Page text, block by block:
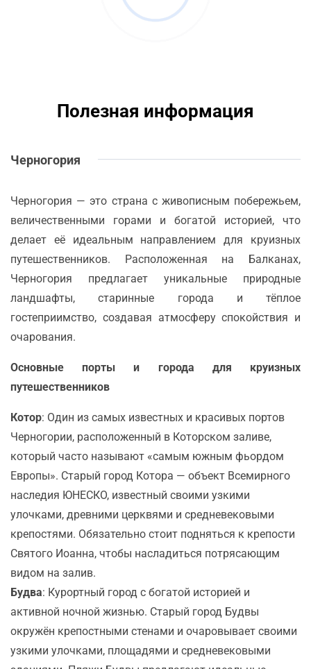
Полезная информация
Черногория
Черногория — это страна с живописным побережьем,
величественными горами и богатой историей, что
делает её идеальным направлением для круизных
путешественников. Расположенная на Балканах,
Черногория предлагает уникальные природные
ландшафты, старинные города и тёплое
гостеприимство, создавая атмосферу спокойствия и
очарования.
Основные порты и города для круизных
путешественников
Котор: Один из самых известных и красивых портов
Черногории, расположенный в Которском заливе,
который часто называют «самым южным фьордом
Европы». Старый город Котора — объект Всемирного
наследия ЮНЕСКО, известный своими узкими
улочками, древними церквями и средневековыми
крепостями. Обязательно стоит подняться к крепости
Святого Иоанна, чтобы насладиться потрясающим
видом на залив.
Будва: Курортный город с богатой историей и
активной ночной жизнью. Старый город Будвы
окружён крепостными стенами и очаровывает своими
узкими улочками, площадями и средневековыми